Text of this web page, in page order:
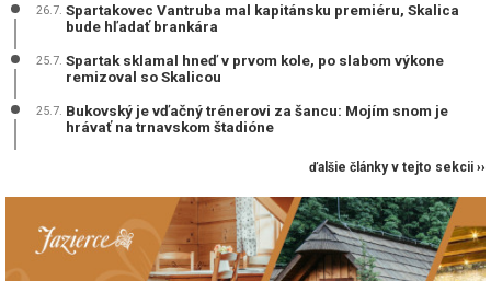
26.7. Spartakovec Vantruba mal kapitánsku premiéru, Skalica
bude hľadať brankára
25.7. Spartak sklamal hneď v prvom kole, po slabom výkone
remizoval so Skalicou
25.7. Bukovský je vďačný trénerovi za šancu: Mojím snom je
hrávať na trnavskom štadióne
ďalšie články v tejto sekcii ››